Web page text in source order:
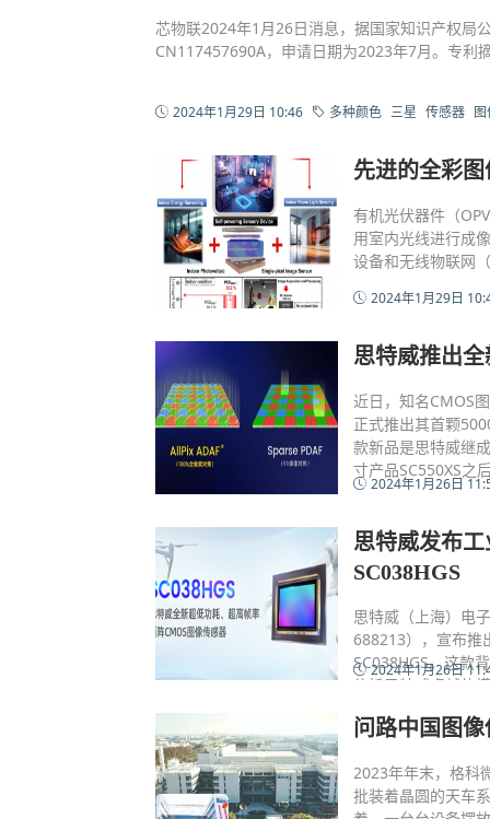
芯物联2024年1月26日消息，据国家知识产权局
CN117457690A，申请日期为2023年7月。专利
2024年1月29日 10:46 多种颜色 三星 传感器
先进的全彩
有机光伏器件（
用室内光线进行成
设备和无线物联网
2024年1月29日
思特威推出全
近日，知名CMOS
正式推出其首颗
款新品是思特威继
寸产品SC550XS之
2024年1月26日
思特威发布
SC038HGS
思特威（上海）电
688213），宣布
SC038HGS。这款
依托思特威卓越的
2024年1月26日
问路中国图
2023年年末，格科
批装着晶圆的天车